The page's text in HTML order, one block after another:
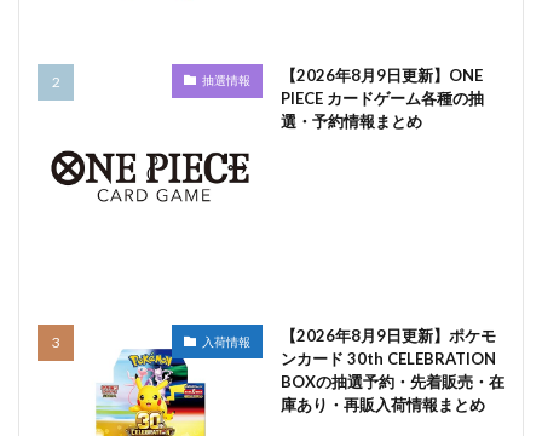
抽選情報
【2026年8月9日更新】ONE
PIECE カードゲーム各種の抽
選・予約情報まとめ
入荷情報
【2026年8月9日更新】ポケモ
ンカード 30th CELEBRATION
BOXの抽選予約・先着販売・在
庫あり・再販入荷情報まとめ